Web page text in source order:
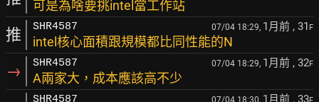
可是為啥要挑intel當工作站
推 SHR4587 07/04 18:29, 1月前 , 31 F
intel核心面積跟規模都比同性能的N
→ SHR4587 07/04 18:29, 1月前 , 32F
A兩家大，成本應該高不少
1月前 , 33